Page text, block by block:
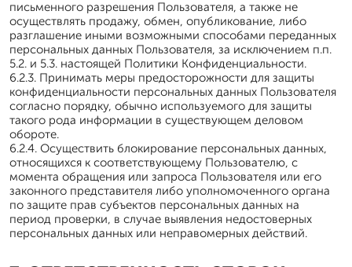
письменного разрешения Пользователя, а также не
осуществлять продажу, обмен, опубликование, либо
разглашение иными возможными способами переданных
персональных данных Пользователя, за исключением п.п.
5.2. и 5.3. настоящей Политики Конфиденциальности.
6.2.3. Принимать меры предосторожности для защиты
конфиденциальности персональных данных Пользователя
согласно порядку, обычно используемого для защиты
такого рода информации в существующем деловом
обороте.
6.2.4. Осуществить блокирование персональных данных,
относящихся к соответствующему Пользователю, с
момента обращения или запроса Пользователя или его
законного представителя либо уполномоченного органа
по защите прав субъектов персональных данных на
период проверки, в случае выявления недостоверных
персональных данных или неправомерных действий.